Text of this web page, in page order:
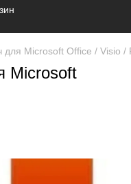
для Microsoft Office / Visio
Microsoft